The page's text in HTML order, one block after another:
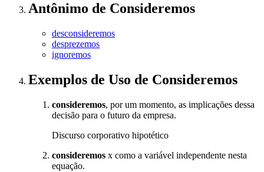
Antônimo de Consideremos
desconsideremos
desprezemos
ignoremos
Exemplos de Uso de Consideremos
consideremos, por um momento, as implicações dessa
decisão para o futuro da empresa.
Discurso corporativo hipotético
consideremos x como a variável independente nesta
equação.